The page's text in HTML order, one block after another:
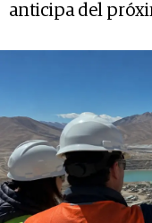
anticipa del